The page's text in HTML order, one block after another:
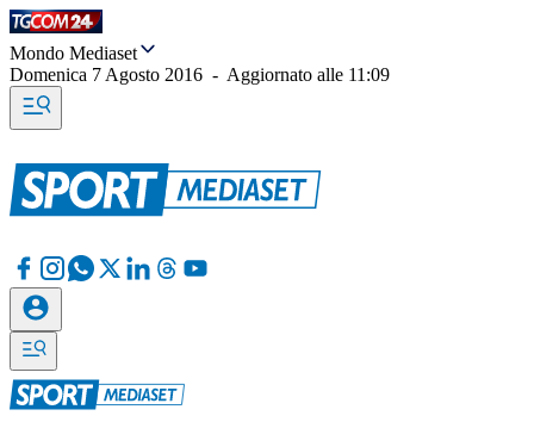
Mondo Mediaset
Domenica 7 Agosto 2016 - Aggiornato alle 11:09